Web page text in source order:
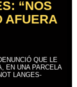
“NOS
AFUERA
QUE LE
EN UNA PARCELA
LANGES-